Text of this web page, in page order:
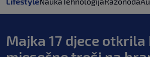
Majka 17 djece